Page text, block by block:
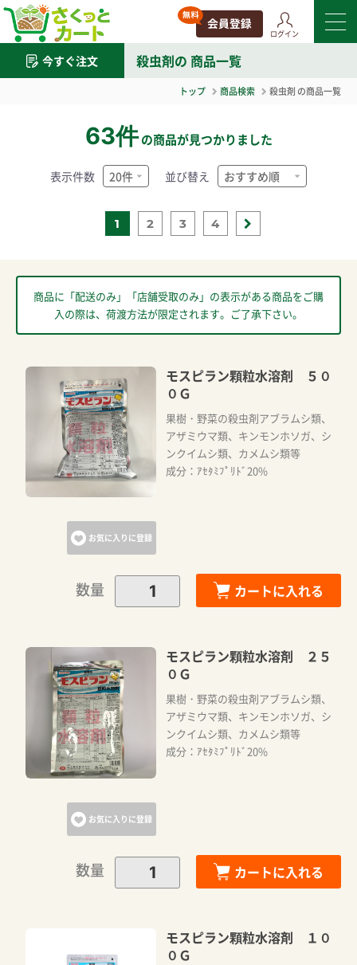
ログイン
今すぐ注文 殺虫剤の 商品一覧
トップ 商品検索 殺虫剤 の商品一覧
63件 の商品が見つかりました
1 2 3 4
表示件数 並び替え
商品に「配送のみ」「店舗受取のみ」の表示がある商品をご購
入の際は、荷渡方法が限定されます。ご了承下さい。
お気に入りに登録
モスピラン顆粒水溶剤 ５０
０Ｇ
果樹・野菜の殺虫剤アブラムシ類、
アザミウマ類、キンモンホソガ、シ
ンクイムシ類、カメムシ類等
成分：ｱｾﾀﾐﾌﾟﾘﾄﾞ20%
数量 カートに入れる
お気に入りに登録
モスピラン顆粒水溶剤 ２５
０Ｇ
果樹・野菜の殺虫剤アブラムシ類、
アザミウマ類、キンモンホソガ、シ
ンクイムシ類、カメムシ類等
成分：ｱｾﾀﾐﾌﾟﾘﾄﾞ20%
数量 カートに入れる
モスピラン顆粒水溶剤 １０
０Ｇ